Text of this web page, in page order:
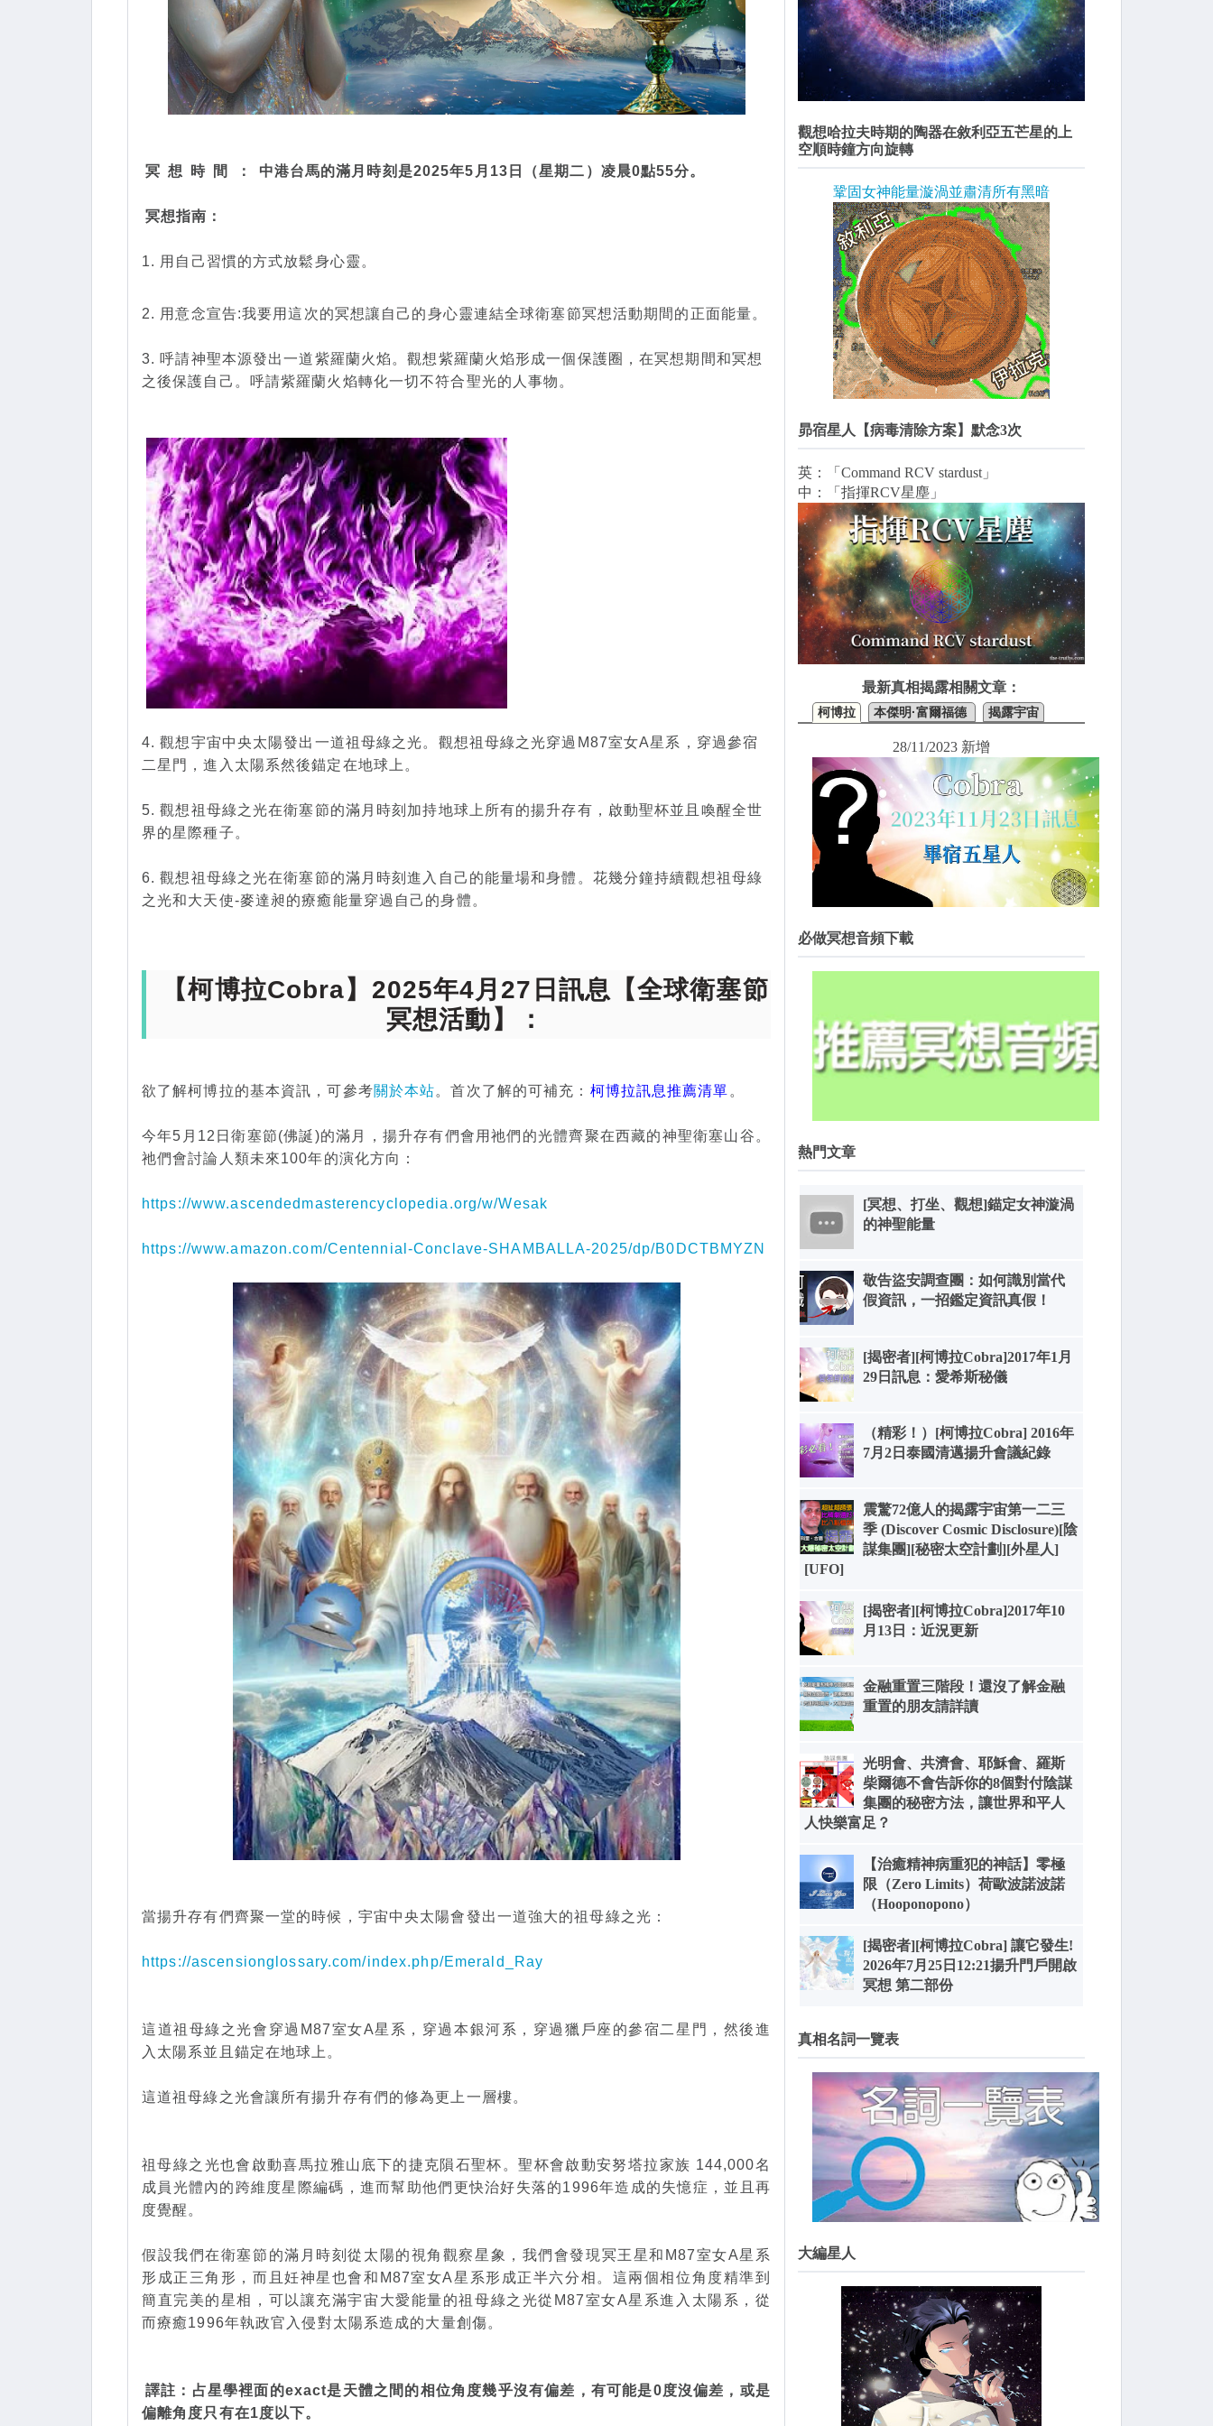
冥 想 時 間 ： 中港台馬的滿月時刻是2025年5月13日（星期二）凌晨0點55分。
冥想指南：
1. 用自己習慣的方式放鬆身心靈。
2. 用意念宣告:我要用這次的冥想讓自己的身心靈連結全球衛塞節冥想活動期間的正面能量。
3. 呼請神聖本源發出一道紫羅蘭火焰。觀想紫羅蘭火焰形成一個保護圈，在冥想期間和冥想
之後保護自己。呼請紫羅蘭火焰轉化一切不符合聖光的人事物。
4. 觀想宇宙中央太陽發出一道祖母綠之光。觀想祖母綠之光穿過M87室女A星系，穿過參宿
二星門，進入太陽系然後錨定在地球上。
5. 觀想祖母綠之光在衛塞節的滿月時刻加持地球上所有的揚升存有，啟動聖杯並且喚醒全世
界的星際種子。
6. 觀想祖母綠之光在衛塞節的滿月時刻進入自己的能量場和身體。花幾分鐘持續觀想祖母綠
之光和大天使-麥達昶的療癒能量穿過自己的身體。
【柯博拉Cobra】2025年4月27日訊息【全球衛塞節
冥想活動】：
欲了解柯博拉的基本資訊，可參考關於本站。首次了解的可補充： 柯博拉訊息推薦清單 。
今年5月12日衛塞節(佛誕)的滿月，揚升存有們會用祂們的光體齊聚在西藏的神聖衛塞山谷。
祂們會討論人類未來100年的演化方向：
https://www.ascendedmasterencyclopedia.org/w/Wesak
https://www.amazon.com/Centennial-Conclave-SHAMBALLA-2025/dp/B0DCTBMYZN
當揚升存有們齊聚一堂的時候，宇宙中央太陽會發出一道強大的祖母綠之光：
https://ascensionglossary.com/index.php/Emerald_Ray
這道祖母綠之光會穿過M87室女A星系，穿過本銀河系，穿過獵戶座的參宿二星門，然後進
入太陽系並且錨定在地球上。
這道祖母綠之光會讓所有揚升存有們的修為更上一層樓。
祖母綠之光也會啟動喜馬拉雅山底下的捷克隕石聖杯。聖杯會啟動安努塔拉家族 144,000名
成員光體內的跨維度星際編碼，進而幫助他們更快治好失落的1996年造成的失憶症，並且再
度覺醒。
假設我們在衛塞節的滿月時刻從太陽的視角觀察星象，我們會發現冥王星和M87室女A星系
形成正三角形，而且妊神星也會和M87室女A星系形成正半六分相。這兩個相位角度精準到
簡直完美的星相，可以讓充滿宇宙大愛能量的祖母綠之光從M87室女A星系進入太陽系，從
而療癒1996年執政官入侵對太陽系造成的大量創傷。
譯註：占星學裡面的exact是天體之間的相位角度幾乎沒有偏差，有可能是0度沒偏差，或是
偏離角度只有在1度以下。
觀想哈拉夫時期的陶器在敘利亞五芒星的上
空順時鐘方向旋轉
鞏固女神能量漩渦並肅清所有黑暗
昴宿星人【病毒清除方案】默念3次
英：「Command RCV stardust」
中：「指揮RCV星塵」
最新真相揭露相關文章：
柯博拉 本傑明·富爾福德 揭露宇宙
28/11/2023 新增
必做冥想音頻下載
熱門文章
[冥想、打坐、觀想]錨定女神漩渦
的神聖能量
敬告盜安調查團：如何識別當代
假資訊，一招鑑定資訊真假！
[揭密者][柯博拉Cobra]2017年1月
29日訊息：愛希斯秘儀
（精彩！）[柯博拉Cobra] 2016年
7月2日泰國清邁揚升會議紀錄
震驚72億人的揭露宇宙第一二三
季 (Discover Cosmic Disclosure)[陰
謀集團][秘密太空計劃][外星人]
[UFO]
[揭密者][柯博拉Cobra]2017年10
月13日：近況更新
金融重置三階段！還沒了解金融
重置的朋友請詳讀
光明會、共濟會、耶穌會、羅斯
柴爾德不會告訴你的8個對付陰謀
集團的秘密方法，讓世界和平人
人快樂富足？
【治癒精神病重犯的神話】零極
限（Zero Limits）荷歐波諾波諾
（Hooponopono）
[揭密者][柯博拉Cobra] 讓它發生!
2026年7月25日12:21揚升門戶開啟
冥想 第二部份
真相名詞一覽表
大編星人